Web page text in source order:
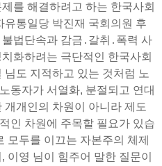
를 해결하려고 하는 한국사회
통일당 박진재 국회의원 후
법단속과 감금․갈취․폭력 사
화하려는 극단적인 한국사회
도 지적하고 있는 것처럼 노
동자가 서열화, 분절되고 연대
개인의 차원이 아니라 제도
인 차원에 주목할 필요가 있습
모두를 이끄는 자본주의 체제
이영 님이 힘주어 말한 질문이